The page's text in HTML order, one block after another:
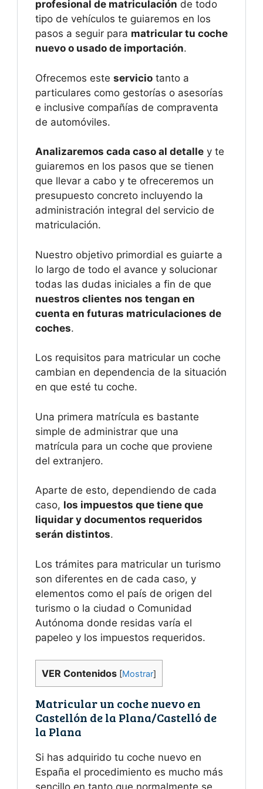
profesional de matriculación de todo
tipo de vehículos te guiaremos en los
pasos a seguir para matricular tu coche
nuevo o usado de importación.
Ofrecemos este servicio tanto a
particulares como gestorías o asesorías
e inclusive compañías de compraventa
de automóviles.
Analizaremos cada caso al detalle y te
guiaremos en los pasos que se tienen
que llevar a cabo y te ofreceremos un
presupuesto concreto incluyendo la
administración integral del servicio de
matriculación.
Nuestro objetivo primordial es guiarte a
lo largo de todo el avance y solucionar
todas las dudas iniciales a fin de que
nuestros clientes nos tengan en
cuenta en futuras matriculaciones de
coches.
Los requisitos para matricular un coche
cambian en dependencia de la situación
en que esté tu coche.
Una primera matrícula es bastante
simple de administrar que una
matrícula para un coche que proviene
del extranjero.
Aparte de esto, dependiendo de cada
caso, los impuestos que tiene que
liquidar y documentos requeridos
serán distintos.
Los trámites para matricular un turismo
son diferentes en de cada caso, y
elementos como el país de origen del
turismo o la ciudad o Comunidad
Autónoma donde residas varía el
papeleo y los impuestos requeridos.
VER Contenidos [Mostrar]
Matricular un coche nuevo en
Castellón de la Plana/Castelló de
la Plana
Si has adquirido tu coche nuevo en
España el procedimiento es mucho más